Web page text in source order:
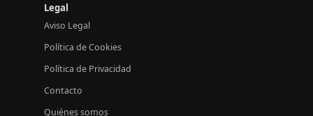
Legal
Aviso Legal
Política de Cookies
Política de Privacidad
Contacto
Quiénes somos